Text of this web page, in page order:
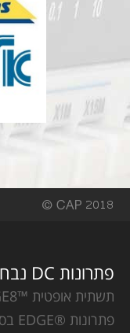
פתרונות DC נבחרים
תשתית אופטית ™EDGE8
פתרונות ®EDGE בסיס-12